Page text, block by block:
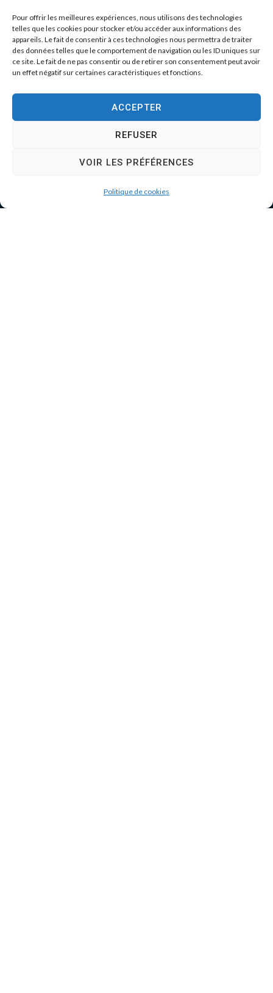
Pour offrir les meilleures expériences, nous utilisons des technologies
telles que les cookies pour stocker et/ou accéder aux informations des
appareils. Le fait de consentir à ces technologies nous permettra de traiter
des données telles que le comportement de navigation ou les ID uniques sur
ce site. Le fait de ne pas consentir ou de retirer son consentement peut avoir
un effet négatif sur certaines caractéristiques et fonctions.
ACCEPTER
REFUSER
VOIR LES PRÉFÉRENCES
Politique de cookies